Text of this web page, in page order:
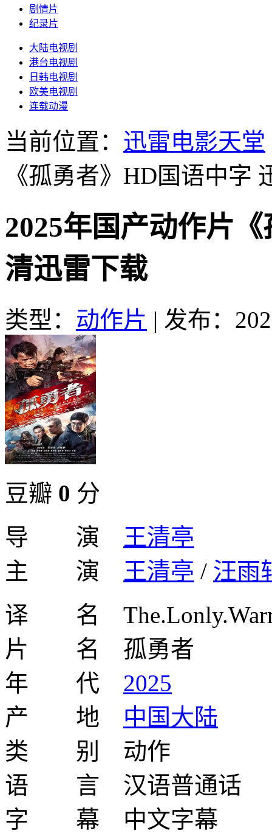
剧情片
纪录片
大陆电视剧
港台电视剧
日韩电视剧
欧美电视剧
连载动漫
当前位置： 迅雷电影天堂
《孤勇者》HD国语中字
2025年国产动作片
清迅雷下载
类型： 动作片 | 发布：
豆瓣 0 分
导 演 王清亭
主 演 王清亭 / 汪雨
译 名
片 名 孤勇者
年 代 2025
产 地 中国大陆
类 别 动作
语 言 汉语普通话
字 幕 中文字幕